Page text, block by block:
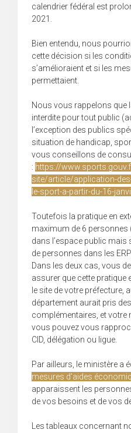
calendrier fédéral est
2021.
Bien entendu, nous
cette décision si les
s’amélioraient et si les
permettaient.
Nous vous rappelons que
interdite pour tout public
l’exception des publics
situation de handicap,
vous conseillons de
: https://
site/article/application-
le-sport-a-partir-du-16-
Toutefois la pratique en
maximum de 6
dans l’espace public
de personnes dans les
Dans les deux cas, vous
assurer que cette
le site de votre préfecture,
département aurait pris
complémentaires, et votre
vous pouvez vous
CID, délégation ou ligue.
Par ailleurs, le ministère a
mesures d’aides
apparaissent les
de vos besoins et de vos
Les tableaux concernant